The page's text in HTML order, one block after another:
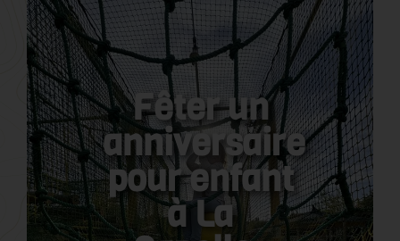
Fêter un
anniversaire
pour enfant
à La